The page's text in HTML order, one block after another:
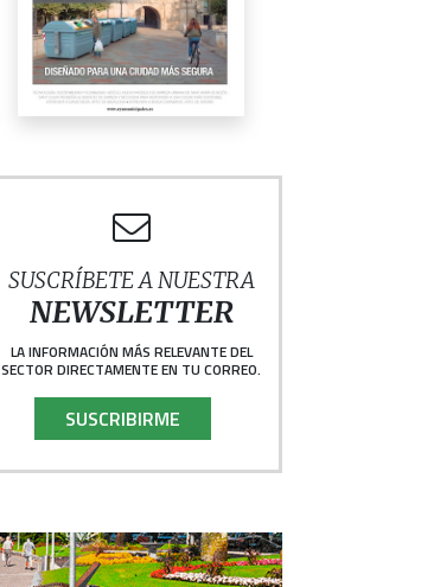
SUSCRÍBETE A NUESTRA
NEWSLETTER
LA INFORMACIÓN MÁS RELEVANTE DEL
SECTOR DIRECTAMENTE EN TU CORREO.
SUSCRIBIRME